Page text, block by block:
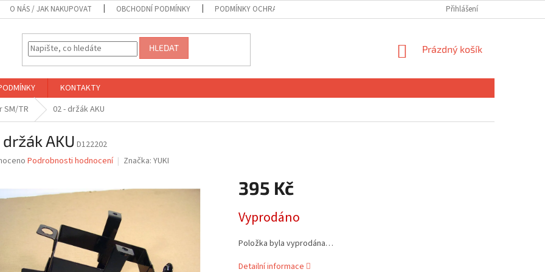
O NÁS / JAK NAKUPOVAT OBCHODNÍ PODMÍNKY PODMÍNKY OCHRANY OSOBNÍCH ÚDAJŮ Přihlášení
HLEDAT
NÁKUPNÍ
Prázdný košík
KONTAKTY
SM/TR 02 - držák AKU
AKUD122202
Podrobnosti hodnocení Značka: YUKI
395 Kč
cena:
Vyprodáno
Položka byla vyprodána…
Detailní informace